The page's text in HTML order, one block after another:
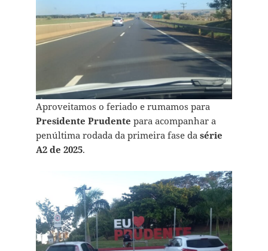
Aproveitamos o feriado e rumamos para
Presidente Prudente para acompanhar a
penúltima rodada da primeira fase da série
A2 de 2025.